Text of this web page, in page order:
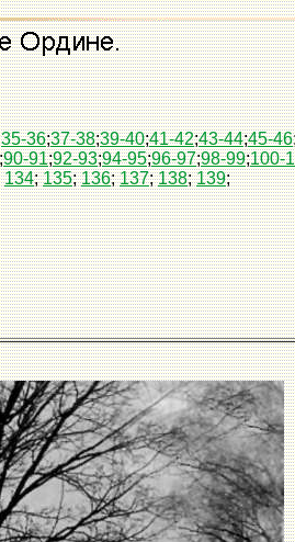
35-36;37-38;39-40;41-42;43-44;45-46
;90-91;92-93;94-95;96-97;98-99;100-
134;135;136;137;138;139;